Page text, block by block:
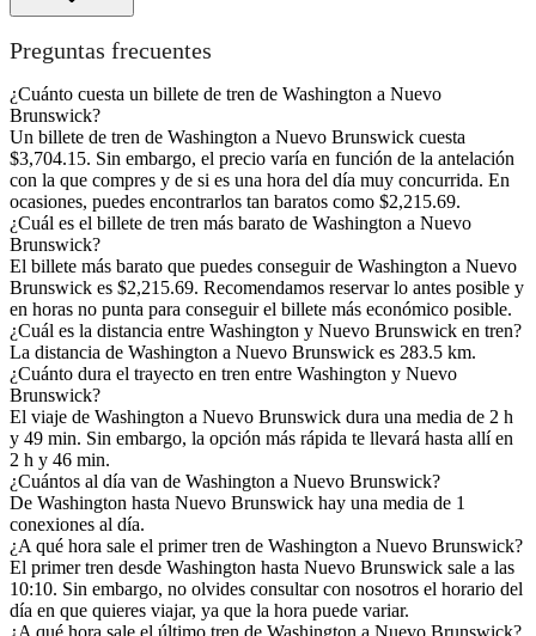
Preguntas frecuentes
¿Cuánto cuesta un billete de tren de Washington a Nuevo
Brunswick?
Un billete de tren de Washington a Nuevo Brunswick cuesta
$3,704.15. Sin embargo, el precio varía en función de la antelación
con la que compres y de si es una hora del día muy concurrida. En
ocasiones, puedes encontrarlos tan baratos como $2,215.69.
¿Cuál es el billete de tren más barato de Washington a Nuevo
Brunswick?
El billete más barato que puedes conseguir de Washington a Nuevo
Brunswick es $2,215.69. Recomendamos reservar lo antes posible y
en horas no punta para conseguir el billete más económico posible.
¿Cuál es la distancia entre Washington y Nuevo Brunswick en tren?
La distancia de Washington a Nuevo Brunswick es 283.5 km.
¿Cuánto dura el trayecto en tren entre Washington y Nuevo
Brunswick?
El viaje de Washington a Nuevo Brunswick dura una media de 2 h
y 49 min. Sin embargo, la opción más rápida te llevará hasta allí en
2 h y 46 min.
¿Cuántos al día van de Washington a Nuevo Brunswick?
De Washington hasta Nuevo Brunswick hay una media de 1
conexiones al día.
¿A qué hora sale el primer tren de Washington a Nuevo Brunswick?
El primer tren desde Washington hasta Nuevo Brunswick sale a las
10:10. Sin embargo, no olvides consultar con nosotros el horario del
día en que quieres viajar, ya que la hora puede variar.